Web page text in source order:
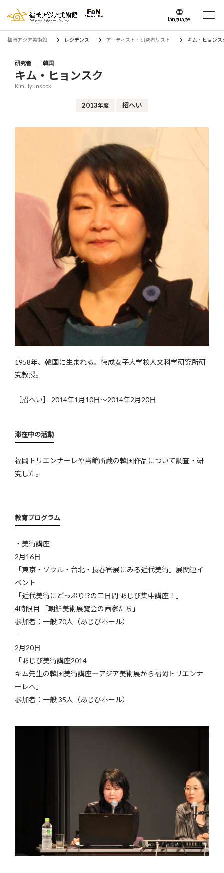
language
日本語
福岡アジア美術館 レジデンス アーティスト・研究者リスト キム・ヒョンス
研究者 韓国
キム・ヒョンスク
Kim Hyunsook
2013年度 招へい
1958年、韓国に生まれる。徳成女子大学校人文科学研究所研
究教授。
［招へい］ 2014年1月10日〜2014年2月20日
滞在中の活動
福岡トリエンナーレや当館所蔵の韓国作品について調査・研
究した。
教育プログラム
・美術講座
2月16日
「東京・ソウル・台北・長春――官展にみる近代美術」展関連イ
ベント
「近代美術にどっぷり!?の二日間 あじび集中講座！」
4時限目 「朝鮮美術展覧会の画家たち」
参加者：一般 70人（あじびホール）
-
2月20日
「あじび美術講座2014
キム先生の韓国美術講座―アジア美術展から福岡トリエンナ
ーレへ」
参加者：一般 35人（あじびホール）